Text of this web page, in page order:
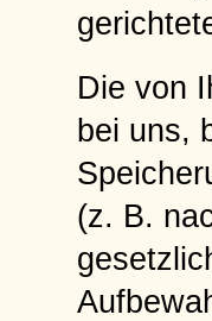
Die von
bei uns,
(z. B.